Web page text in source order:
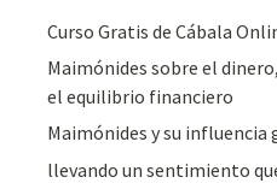
Curso Gratis de Cábala
Maimónides sobre el
el equilibrio financiero
Maimónides y su influencia
llevando un sentimiento